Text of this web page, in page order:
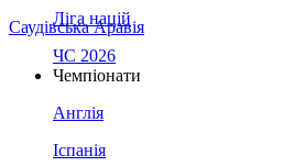
Саудівська Аравія
Ліга націй
ЧС 2026
Чемпіонати
Англія
Іспанія